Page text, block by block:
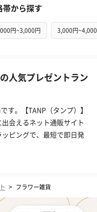
から探す
円~3,000円 3,000円
人気プレゼントラン
す。【TANP（タンプ）】
会えるネット通販サイト
ピングで、最短で即日発
> フラワー雑貨